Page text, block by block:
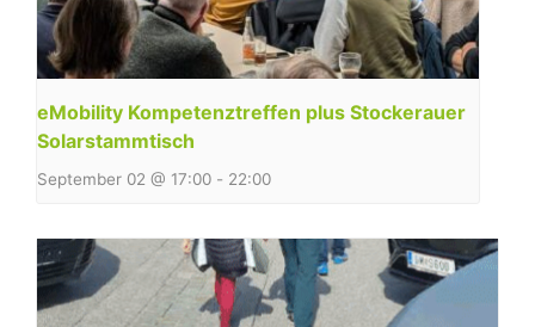
eMobility Kompetenztreffen plus Stockerauer
Solarstammtisch
September 02 @ 17:00 - 22:00